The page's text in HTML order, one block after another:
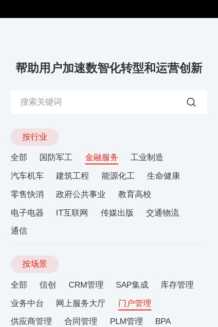
帮助用户加速数智化转型和运营创新
按行业
全部 国防军工 金融服务
工业制造
汽车机车
建筑工程 能源化工
生命健康
零售快消
政府公共事业
教育高校
电子电器
IT互联网 传媒出版
交通物流
通信
按场景
全部 信创 CRM管理 SAP集成
库存管理
业务中台
网上服务大厅
门户管理
供应商管理
合同管理 PLM管理
BPA